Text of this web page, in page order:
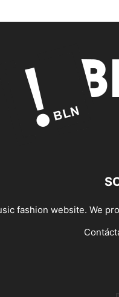
fashion website. We